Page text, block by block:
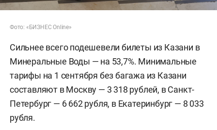
Фото: «БИЗНЕС Online»
Сильнее всего подешевели билеты из Казани в
Минеральные Воды — на 53,7%. Минимальные
тарифы на 1 сентября без багажа из Казани
составляют в Москву — 3 318 рублей, в Санкт-
Петербург — 6 662 рубля, в Екатеринбург — 8 033
рубля.